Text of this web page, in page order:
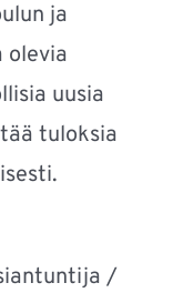
ja
olevia
uusia
tuloksia
/